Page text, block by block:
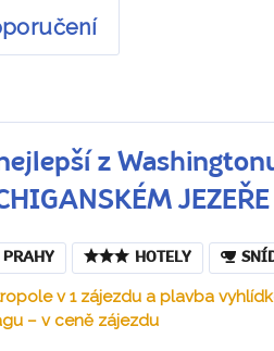
z
JEZEŘE
PRAHY HOTELY
v 1 zájezdu a plavba
– v ceně zájezdu